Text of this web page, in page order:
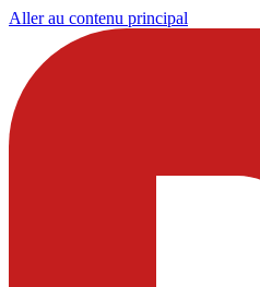
Aller au contenu principal